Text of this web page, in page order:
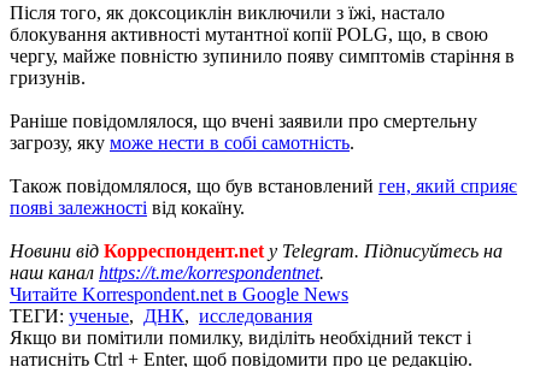
Після того, як доксоциклін виключили з їжі, настало
блокування активності мутантної копії POLG, що, в свою
чергу, майже повністю зупинило появу симптомів старіння в
гризунів.
Раніше повідомлялося, що вчені заявили про смертельну
загрозу, яку може нести в собі самотність.
Також повідомлялося, що був встановлений ген, який сприяє
появі залежності від кокаїну.
Новини від Корреспондент.net у Telegram. Підписуйтесь на
наш канал https://t.me/korrespondentnet.
Читайте Korrespondent.net в Google News
ТЕГИ: ученые, ДНК, исследования
Якщо ви помітили помилку, виділіть необхідний текст і
натисніть Ctrl + Enter, щоб повідомити про це редакцію.